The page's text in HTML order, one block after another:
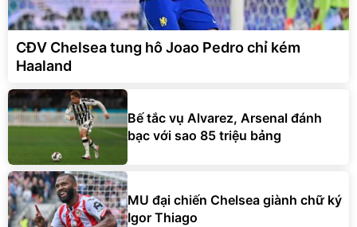
CĐV Chelsea tung hô Joao Pedro chỉ kém
Haaland
Bế tắc vụ Alvarez, Arsenal đánh
bạc với sao 85 triệu bảng
MU đại chiến Chelsea giành chữ ký
Igor Thiago